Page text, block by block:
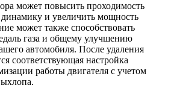
может повысить проходимость
и увеличить мощность
может также способствовать
газа и общему улучшению
автомобиля. После удаления
соответствующая настройка
работы двигателя с учетом